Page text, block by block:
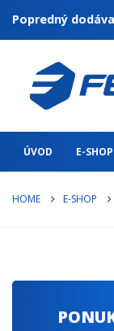
Popredný
ÚVOD E-SHOP
HOME E-SHOP